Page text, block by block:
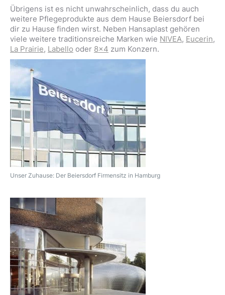
Unser Zuhause: Der Beiersdorf Firmensitz in Hamburg
Übrigens ist es nicht unwahrscheinlich, dass du auch
weitere Pflegeprodukte aus dem Hause Beiersdorf bei
dir zu Hause finden wirst. Neben Hansaplast gehören
viele weitere traditionsreiche Marken wie NIVEA, Eucerin,
La Prairie, Labello oder 8x4 zum Konzern.